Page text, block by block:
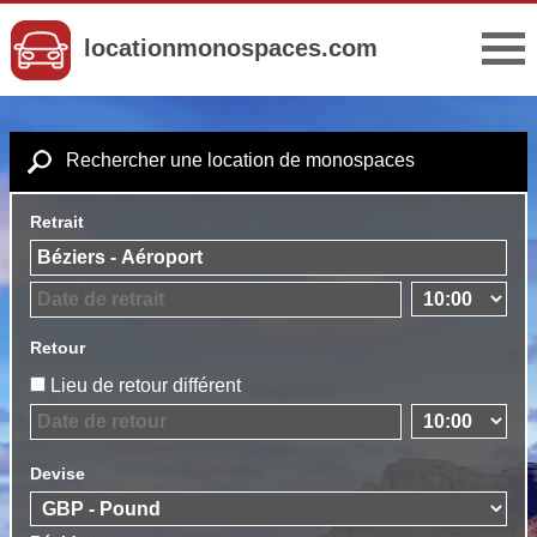
locationmonospaces.com
Rechercher une location de monospaces
Retrait
Retour
Lieu de retour différent
Devise